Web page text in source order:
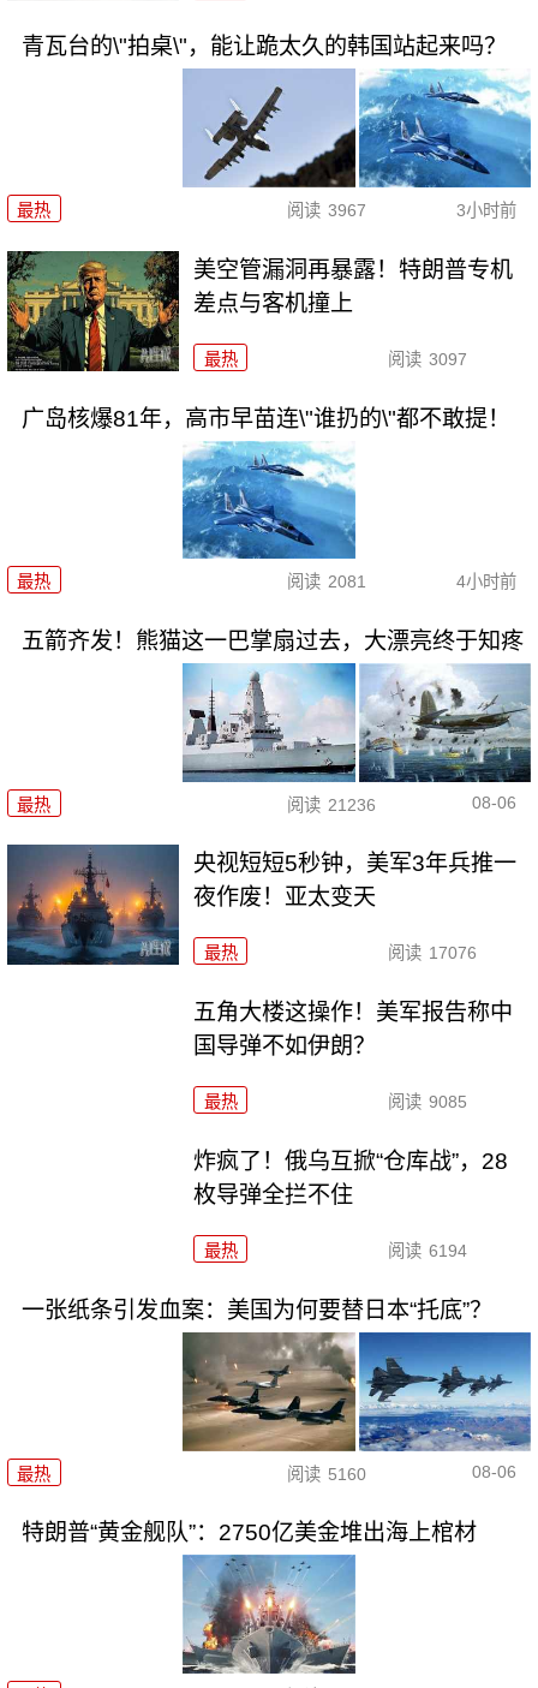
青瓦台的\"拍桌\"，能让跪太久的韩国站起来吗？
最热 阅读 3967 3小时前
美空管漏洞再暴露！特朗普专机
差点与客机撞上
最热 阅读 3097
广岛核爆81年，高市早苗连\"谁扔的\"都不敢提！
最热 阅读 2081 4小时前
五箭齐发！熊猫这一巴掌扇过去，大漂亮终于知疼
最热 阅读 21236 08-06
央视短短5秒钟，美军3年兵推一
夜作废！亚太变天
最热 阅读 17076
五角大楼这操作！美军报告称中
国导弹不如伊朗？
最热 阅读 9085
炸疯了！俄乌互掀“仓库战”，28
枚导弹全拦不住
最热 阅读 6194
一张纸条引发血案：美国为何要替日本“托底”？
最热 阅读 5160 08-06
特朗普“黄金舰队”：2750亿美金堆出海上棺材